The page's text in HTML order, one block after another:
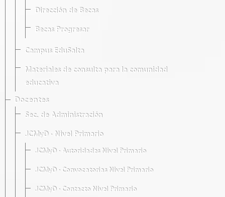
Dirección de Becas
Becas Progresar
Campus EduSalta
Materiales de consulta para la comunidad
educativa
Docentes
Sec. de Administración
JCMyD · Nivel Primario
JCMyD · Autoridades Nivel Primario
JCMyD · Convocatorias Nivel Primario
JCMyD · Contacto Nivel Primario